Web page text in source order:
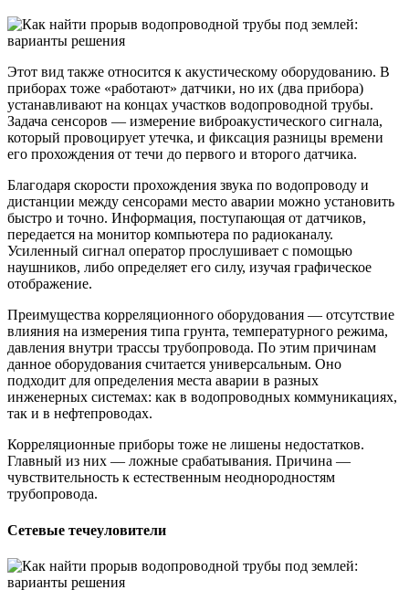
Этот вид также относится к акустическому оборудованию. В
приборах тоже «работают» датчики, но их (два прибора)
устанавливают на концах участков водопроводной трубы.
Задача сенсоров — измерение виброакустического сигнала,
который провоцирует утечка, и фиксация разницы времени
его прохождения от течи до первого и второго датчика.
Благодаря скорости прохождения звука по водопроводу и
дистанции между сенсорами место аварии можно установить
быстро и точно. Информация, поступающая от датчиков,
передается на монитор компьютера по радиоканалу.
Усиленный сигнал оператор прослушивает с помощью
наушников, либо определяет его силу, изучая графическое
отображение.
Преимущества корреляционного оборудования — отсутствие
влияния на измерения типа грунта, температурного режима,
давления внутри трассы трубопровода. По этим причинам
данное оборудования считается универсальным. Оно
подходит для определения места аварии в разных
инженерных системах: как в водопроводных коммуникациях,
так и в нефтепроводах.
Корреляционные приборы тоже не лишены недостатков.
Главный из них — ложные срабатывания. Причина —
чувствительность к естественным неоднородностям
трубопровода.
Сетевые течеуловители